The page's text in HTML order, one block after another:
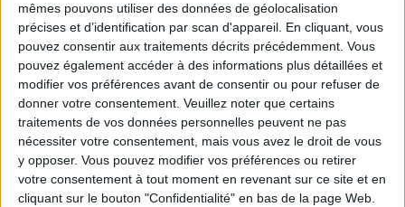
mêmes pouvons utiliser des données de géolocalisation
précises et d’identification par scan d'appareil. En cliquant, vous
pouvez consentir aux traitements décrits précédemment. Vous
pouvez également accéder à des informations plus détaillées et
modifier vos préférences avant de consentir ou pour refuser de
donner votre consentement. Veuillez noter que certains
traitements de vos données personnelles peuvent ne pas
nécessiter votre consentement, mais vous avez le droit de vous
y opposer. Vous pouvez modifier vos préférences ou retirer
votre consentement à tout moment en revenant sur ce site et en
cliquant sur le bouton "Confidentialité" en bas de la page Web.
LES SPF 50 QUI DONNENT ENVIE DE SE TARTINER